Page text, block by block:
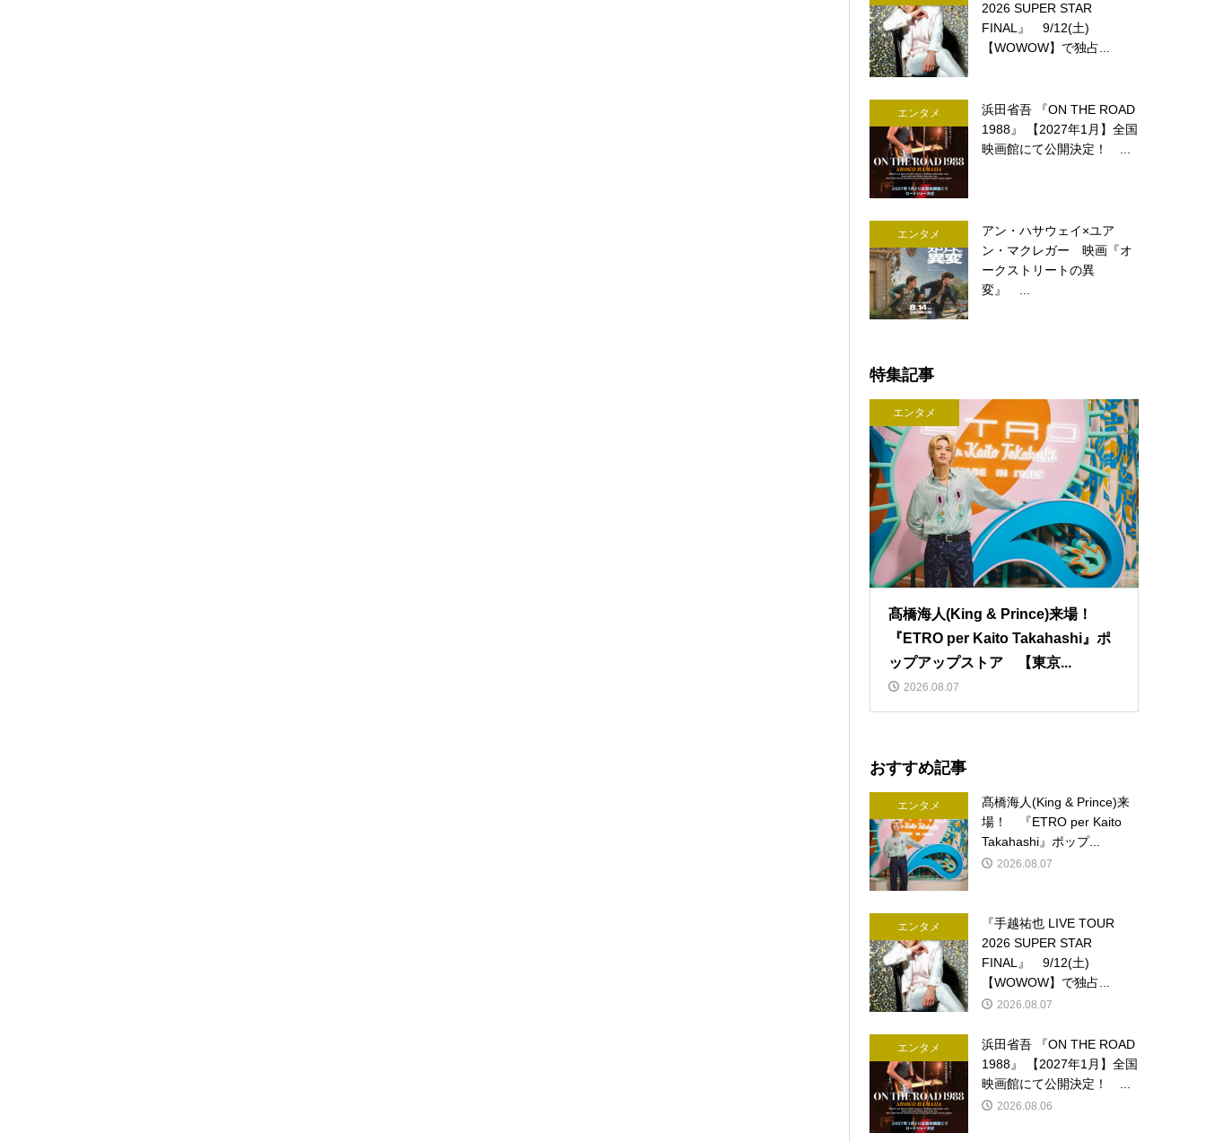
2026 SUPER STAR
FINAL』 9/12(土)
【WOWOW】で独占...
エンタメ
浜田省吾 『ON THE ROAD
1988』 【2027年1月】全国
映画館にて公開決定！ ...
エンタメ
アン・ハサウェイ×ユア
ン・マクレガー 映画『オ
ークストリートの異
変』 ...
特集記事
エンタメ
髙橋海人(King & Prince)来場！
『ETRO per Kaito Takahashi』ポ
ップアップストア 【東京...
2026.08.07
おすすめ記事
エンタメ
髙橋海人(King & Prince)来
場！ 『ETRO per Kaito
Takahashi』ポップ...
2026.08.07
エンタメ
『手越祐也 LIVE TOUR
2026 SUPER STAR
FINAL』 9/12(土)
【WOWOW】で独占...
2026.08.07
エンタメ
浜田省吾 『ON THE ROAD
1988』 【2027年1月】全国
映画館にて公開決定！ ...
2026.08.06